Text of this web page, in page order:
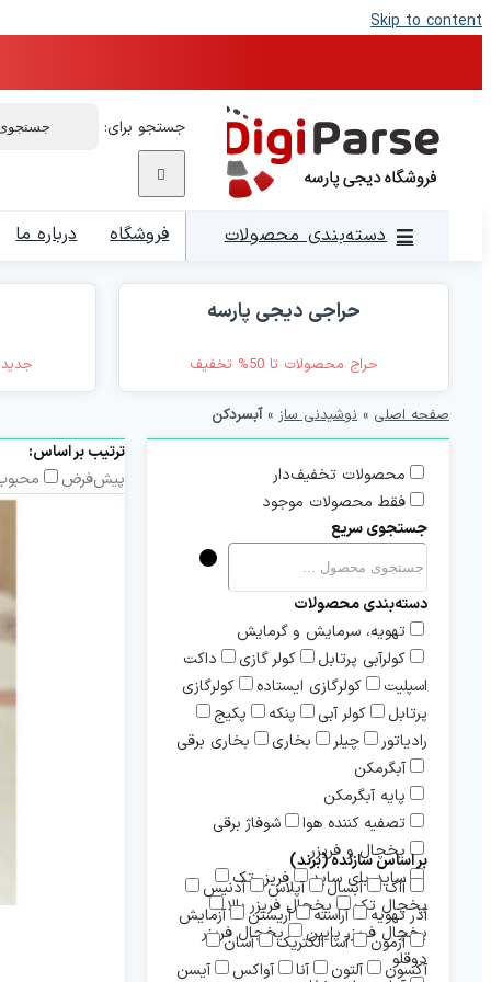
Skip to content
جستجو برای:
دسته‌بندی محصولات فروشگاه درباره ما
حراجی دیجی پارسه
حراج محصولات تا 50% تخفیف
صفحه اصلی » نوشیدنی ساز »آبسردکن
محصولات تخفیف‌دار
فقط محصولات موجود
جستجوی سریع
دسته‌بندی محصولات
تهویه، سرمایش و گرمایش
کولرآبی پرتابل
کولر گازی
داکت
اسپلیت
کولرگازی ایستاده
کولرگازی
پرتابل
کولر آبی پنکه
پکیج
رادیاتور
چیلر بخاری
بخاری برقی
آبگرمکن
پایه آبگرمکن
تصفیه کننده هوا
شوفاژ برقی
یخچال و فریزر
ساید بای ساید
فریزر تک
یخچال تک
یخچال فریزر بالا
یخچال فریزر پایین
یخچال فریزر
دوقلو
بر اساس سازنده (برند)
آاگ
آبسال آپلاس
آدنیس
آذر تهویه
آراسته آریستن
آزمایش
آزمون
آسا الکتریک
آسان
آکسون
آلتون آنا آواکس
آیسن
ترتیب بر اساس:
پیش‌فرض